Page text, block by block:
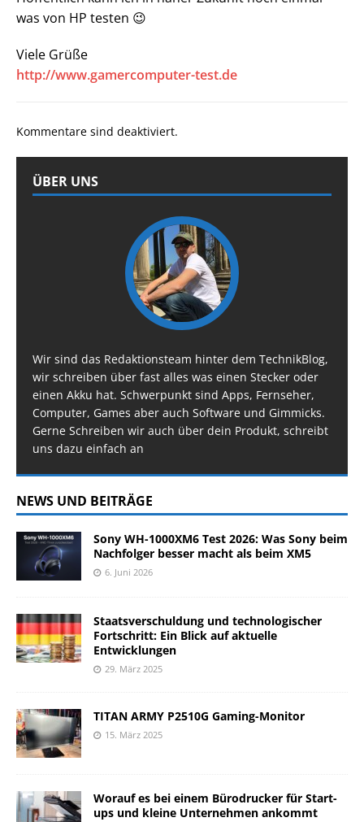
was von HP testen 😉
Viele Grüße
http://www.gamercomputer-test.de
Kommentare sind deaktiviert.
ÜBER UNS
Wir sind das Redaktionsteam hinter dem TechnikBlog,
wir schreiben über fast alles was einen Stecker oder
einen Akku hat. Schwerpunkt sind Apps, Fernseher,
Computer, Games aber auch Software und Gimmicks.
Gerne Schreiben wir auch über dein Produkt, schreibt
uns dazu einfach an
NEWS UND BEITRÄGE
Sony WH-1000XM6 Test 2026: Was Sony beim
Nachfolger besser macht als beim XM5
6. Juni 2026
Staatsverschuldung und technologischer
Fortschritt: Ein Blick auf aktuelle
Entwicklungen
29. März 2025
TITAN ARMY P2510G Gaming-Monitor
15. März 2025
Worauf es bei einem Bürodrucker für Start-
ups und kleine Unternehmen ankommt